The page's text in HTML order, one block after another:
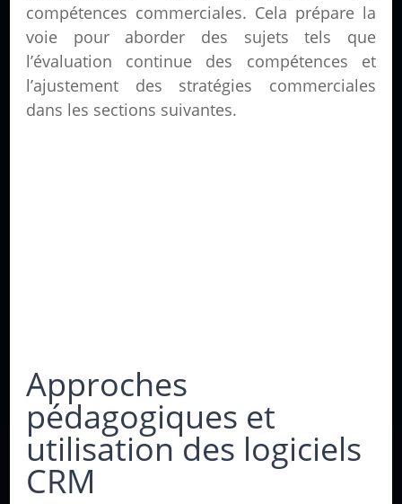
compétences commerciales. Cela prépare la
voie pour aborder des sujets tels que
l’évaluation continue des compétences et
l’ajustement des stratégies commerciales
dans les sections suivantes.
Approches
pédagogiques et
utilisation des logiciels
CRM